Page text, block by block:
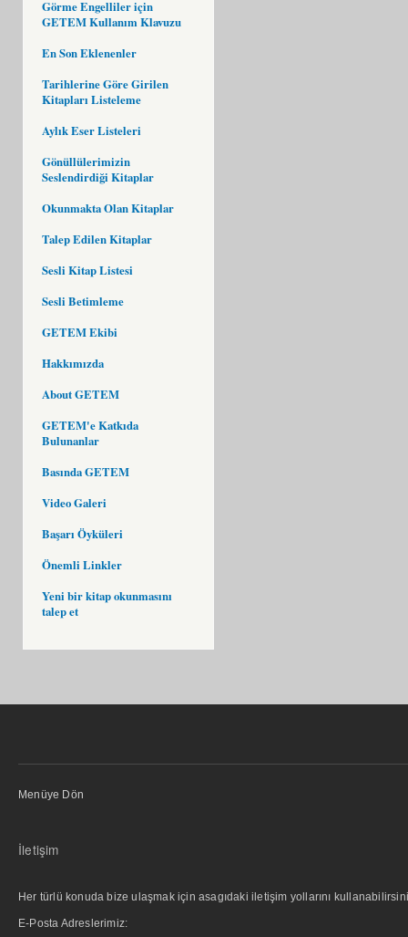
Görme Engelliler için
GETEM Kullanım Klavuzu
En Son Eklenenler
Tarihlerine Göre Girilen
Kitapları Listeleme
Aylık Eser Listeleri
Gönüllülerimizin
Seslendirdiği Kitaplar
Okunmakta Olan Kitaplar
Talep Edilen Kitaplar
Sesli Kitap Listesi
Sesli Betimleme
GETEM Ekibi
Hakkımızda
About GETEM
GETEM'e Katkıda
Bulunanlar
Basında GETEM
Video Galeri
Başarı Öyküleri
Önemli Linkler
Yeni bir kitap okunmasını
talep et
Menüye Dön
İletişim
Her türlü konuda bize ulaşmak için asagıdaki iletişim yollarını
E-Posta Adreslerimiz: